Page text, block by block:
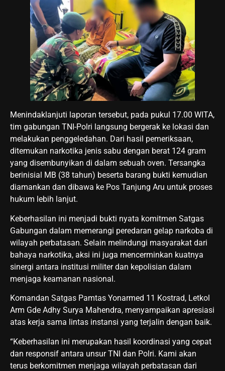
Menindaklanjuti laporan tersebut, pada pukul 17.00 WITA,
tim gabungan TNI-Polri langsung bergerak ke lokasi dan
melakukan penggeledahan. Dari hasil pemeriksaan,
ditemukan narkotika jenis sabu dengan berat 124 gram
yang disembunyikan di dalam sebuah oven. Tersangka
berinisial MB (38 tahun) beserta barang bukti kemudian
diamankan dan dibawa ke Pos Tanjung Aru untuk proses
hukum lebih lanjut.
Keberhasilan ini menjadi bukti nyata komitmen Satgas
Gabungan dalam memerangi peredaran gelap narkoba di
wilayah perbatasan. Selain melindungi masyarakat dari
bahaya narkotika, aksi ini juga mencerminkan kuatnya
sinergi antara institusi militer dan kepolisian dalam
menjaga keamanan nasional.
Komandan Satgas Pamtas Yonarmed 11 Kostrad, Letkol
Arm Gde Adhy Surya Mahendra, menyampaikan apresiasi
atas kerja sama lintas instansi yang terjalin dengan baik.
“Keberhasilan ini merupakan hasil koordinasi yang cepat
dan responsif antara unsur TNI dan Polri. Kami akan
terus berkomitmen menjaga wilayah perbatasan dari